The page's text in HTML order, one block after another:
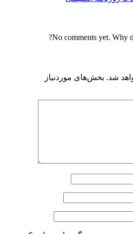
No comments yet. Why
شد. بخش‌های موردنیاز